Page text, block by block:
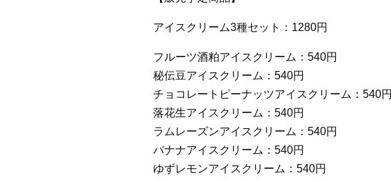
アイスクリーム3種セット：1280円
フルーツ酒粕アイスクリーム：540円
秘伝豆アイスクリーム：540円
チョコレートピーナッツアイスクリーム：540円
落花生アイスクリーム：540円
ラムレーズンアイスクリーム：540円
バナナアイスクリーム：540円
ゆずレモンアイスクリーム：540円